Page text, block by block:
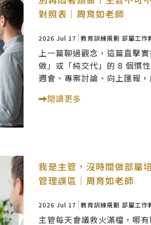
對照表｜周育如老師
2026 Jul 17 教育訓練規劃 部屬工作
上一篇聊過觀念，這篇直擊
做」或「純交代」的 8 個慣
週會、專案討論、向上匯報
閱讀更多
我是主管，沒時間做部屬
管理誤區｜周育如老師
2026 Jul 17 教育訓練規劃 部屬工作
主管每天會議救火滿檔，哪